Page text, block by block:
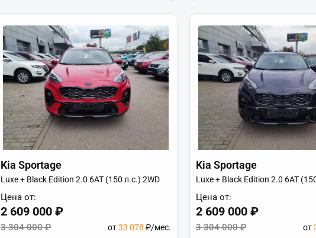
Kia Sportage
Luxe + Black Edition 2.0 6АТ (150 л.с.) 2WD
Цена от:
2 609 000 ₽
3 304 000 ₽ от33 078 ₽/мес.
Kia Sportage
Luxe + Black Edition 2.0 6АТ
Цена от:
2 609 000 ₽
3 304 000 ₽ от